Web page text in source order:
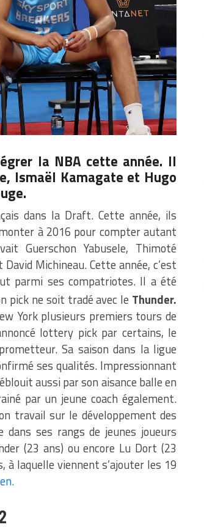
la NBA cette année. Il
Ismaël Kamagate et Hugo
dans la Draft. Cette année, ils
à 2016 pour compter autant
Guerschon Yabusele, Thimoté
Michineau. Cette année, c’est
parmi ses compatriotes. Il a été
pick ne soit tradé avec le Thunder.
York plusieurs premiers tours de
lottery pick par certains, le
Sa saison dans la ligue
ses qualités. Impressionnant
aussi par son aisance balle en
par un jeune coach également.
travail sur le développement des
ses rangs de jeunes joueurs
(23 ans) ou encore Lu Dort (23
à laquelle viennent s’ajouter les 19